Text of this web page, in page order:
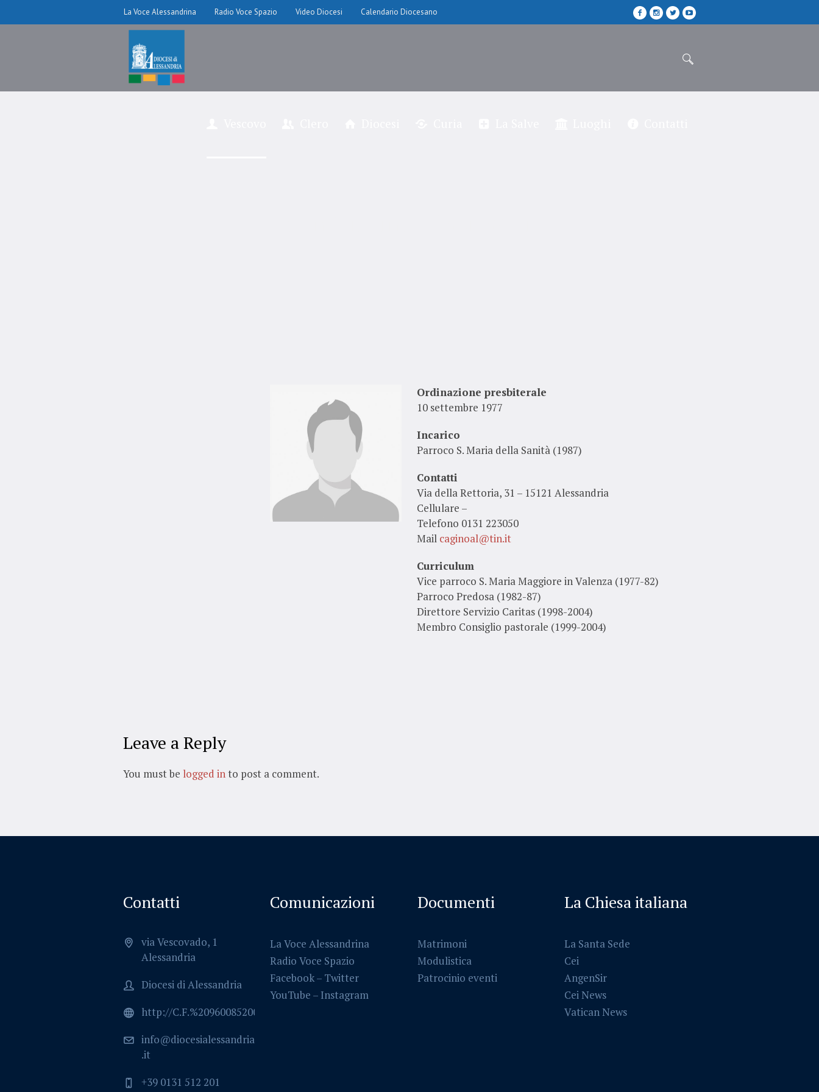
La Voce Alessandrina Radio Voce Spazio Video Diocesi Calendario Diocesano
Ordinazione presbiterale
10 settembre 1977
Incarico
Parroco S. Maria della Sanità (1987)
Contatti
Via della Rettoria, 31 – 15121 Alessandria
Cellulare –
Telefono 0131 223050
Mail caginoal@tin.it
Curriculum
Vice parroco S. Maria Maggiore in Valenza (1977-82)
Parroco Predosa (1982-87)
Direttore Servizio Caritas (1998-2004)
Membro Consiglio pastorale (1999-2004)
Leave a Reply
You must be logged into post a comment.
Contatti
via Vescovado, 1
Alessandria
Diocesi di Alessandria
http://C.F.%2096008520064
info@diocesialessandria
.it
+39 0131 512 201
Comunicazioni
La Voce Alessandrina
Radio Voce Spazio
Facebook– Twitter
YouTube – Instagram
Documenti
Matrimoni
Modulistica
Patrocinio eventi
La Chiesa italiana
La Santa Sede
Cei
AngenSir
Cei News
Vatican News